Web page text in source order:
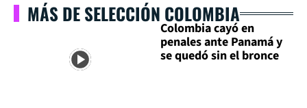
MÁS DE SELECCIÓN COLOMBIA
Colombia cayó en
penales ante Panamá y
se quedó sin el bronce